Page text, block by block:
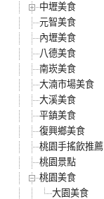
中壢美食
元智美食
內壢美食
八德美食
南崁美食
大湳市場美食
大溪美食
平鎮美食
復興鄉美食
桃園手搖飲推薦
桃園景點
桃園美食
大園美食